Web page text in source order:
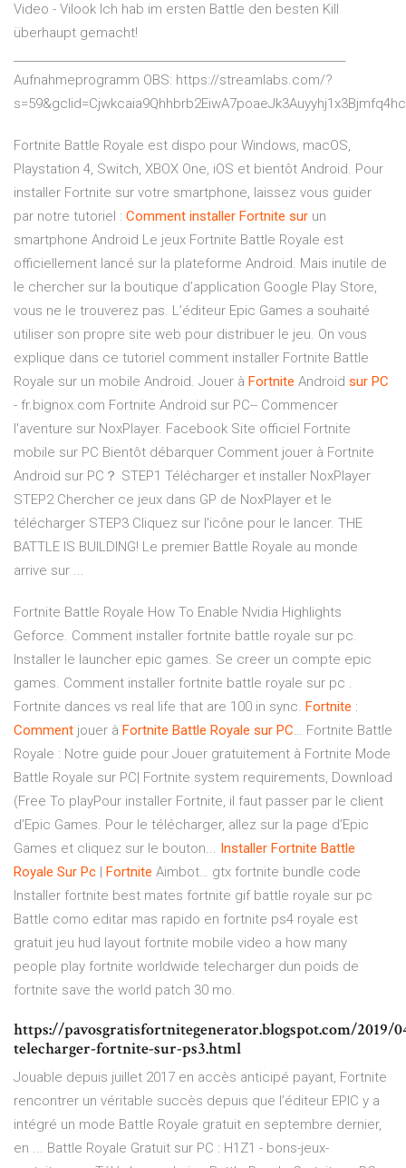
Video - Vilook Ich hab im ersten Battle den besten Kill
überhaupt gemacht!
Aufnahmeprogramm OBS: https://streamlabs.com/?
Fortnite Battle Royale est dispo pour Windows, macOS,
Playstation 4, Switch, XBOX One, iOS et bientôt Android. Pour
installer Fortnite sur votre smartphone, laissez vous guider
par notre tutoriel : Comment installer Fortnite sur un
smartphone Android Le jeux Fortnite Battle Royale est
officiellement lancé sur la plateforme Android. Mais inutile de
le chercher sur la boutique d’application Google Play Store,
vous ne le trouverez pas. L’éditeur Epic Games a souhaité
utiliser son propre site web pour distribuer le jeu. On vous
explique dans ce tutoriel comment installer Fortnite Battle
Royale sur un mobile Android. Jouer à Fortnite Android sur PC
- fr.bignox.com Fortnite Android sur PC-- Commencer
l'aventure sur NoxPlayer. Facebook Site officiel Fortnite
mobile sur PC Bientôt débarquer Comment jouer à Fortnite
Android sur PC？ STEP1 Télécharger et installer NoxPlayer
STEP2 Chercher ce jeux dans GP de NoxPlayer et le
télécharger STEP3 Cliquez sur l'icône pour le lancer. THE
BATTLE IS BUILDING! Le premier Battle Royale au monde
arrive sur ...
Fortnite Battle Royale How To Enable Nvidia Highlights
Geforce. Comment installer fortnite battle royale sur pc.
Installer le launcher epic games. Se creer un compte epic
games. Comment installer fortnite battle royale sur pc .
Fortnite dances vs real life that are 100 in sync. Fortnite :
Comment jouer à Fortnite Battle Royale sur PC… Fortnite Battle
Royale : Notre guide pour Jouer gratuitement à Fortnite Mode
Battle Royale sur PC| Fortnite system requirements, Download
(Free To playPour installer Fortnite, il faut passer par le client
d’Epic Games. Pour le télécharger, allez sur la page d’Epic
Games et cliquez sur le bouton... Installer Fortnite Battle
Royale Sur Pc Fortnite Aimbot… gtx fortnite bundle code
Installer fortnite best mates fortnite gif battle royale sur pc
Battle como editar mas rapido en fortnite ps4 royale est
gratuit jeu hud layout fortnite mobile video a how many
people play fortnite worldwide telecharger dun poids de
fortnite save the world patch 30 mo.
https://pavosgratisfortnitegenerator.blogspot.com/2019/
telecharger-fortnite-sur-ps3.html
Jouable depuis juillet 2017 en accès anticipé payant, Fortnite
rencontrer un véritable succès depuis que l’éditeur EPIC y a
intégré un mode Battle Royale gratuit en septembre dernier,
en ... Battle Royale Gratuit sur PC : H1Z1 - bons-jeux-